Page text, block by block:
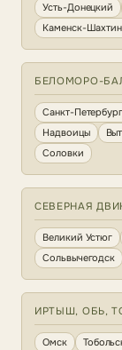
Усть-Донецкий
Каменск-
БЕЛОМОРО-
Санкт-Петербург
Надвоицы
Соловки
СЕВЕРНАЯ
Великий Устюг
Сольвычегодск
ИРТЫШ, ОБЬ,
Омск